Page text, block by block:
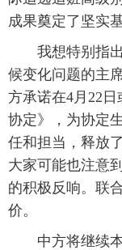
成果奠定了坚实基
我想特别指出
候变化问题的主
方承诺在4月22
协定》，为协定
任和担当，释放
大家可能也注意
的积极反响。联
价。
中方将继续本